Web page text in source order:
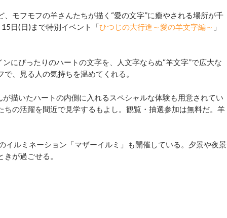
モフモフの羊さんたちが描く“愛の文字”に癒やされる場所が千
日(日)まで特別イベント「ひつじの大行進～愛の羊文字編～ 」
にぴったりのハートの文字を、人文字ならぬ“羊文字”で広大な
、見る人の気持ちを温めてくれる。
描いたハートの内側に入れるスペシャルな体験も用意されてい
の活躍を間近で見学するもよし。観覧・抽選参加は無料だ。羊
ルミネーション「マザーイルミ」も開催している。夕景や夜景
が過ごせる。